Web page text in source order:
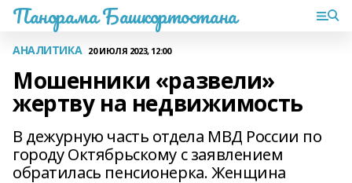
Панорама Башкортостана
АНАЛИТИКА 20 ИЮЛЯ 2023, 12:00
Мошенники «развели»
жертву на недвижимость
В дежурную часть отдела МВД России по
городу Октябрьскому с заявлением
обратилась пенсионерка. Женщина